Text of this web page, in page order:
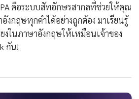
คือระบบสัทอักษรสากลที่ช่วยให้คุณ
งกฤษทุกคำได้อย่างถูกต้อง มาเรียนรู้
งในภาษาอังกฤษให้เหมือนเจ้าของ
กัน!